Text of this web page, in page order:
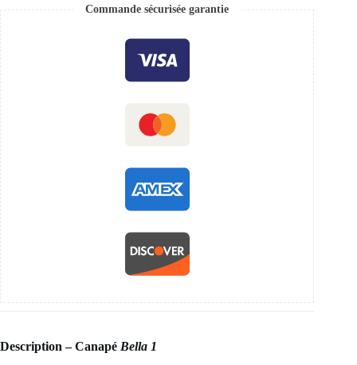
Commande sécurisée garantie
Description – Canapé Bella 1